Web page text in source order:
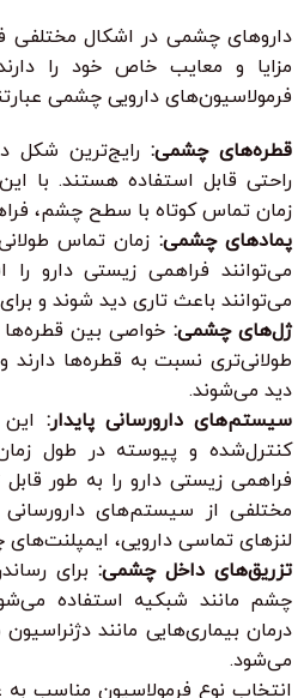
داروهای چشمی در اشکال مختلفی
مزایا و معایب خاص خود را
فرمولاسیون‌های دارویی چشمی
قطره‌های چشمی: رایج‌ترین شکل
راحتی قابل استفاده هستند. با
زمان تماس کوتاه با سطح چشم،
پمادهای چشمی: زمان تماس
می‌توانند فراهمی زیستی دارو
می‌توانند باعث تاری دید شوند و
ژل‌های چشمی: خواصی بین قطره‌ها
طولانی‌تری نسبت به قطره‌ها دارند
دید می‌شوند.
سیستم‌های دارورسانی پایدار:
کنترل‌شده و پیوسته در طول
فراهمی زیستی دارو را به طور
مختلفی از سیستم‌های دارورسانی
لنزهای تماسی دارویی،
تزریق‌های داخل چشمی: برای
چشم مانند شبکیه استفاده
درمان بیماری‌هایی مانند دژنراسیون
می‌شود.
انتخاب نوع فرمولاسیون مناسب